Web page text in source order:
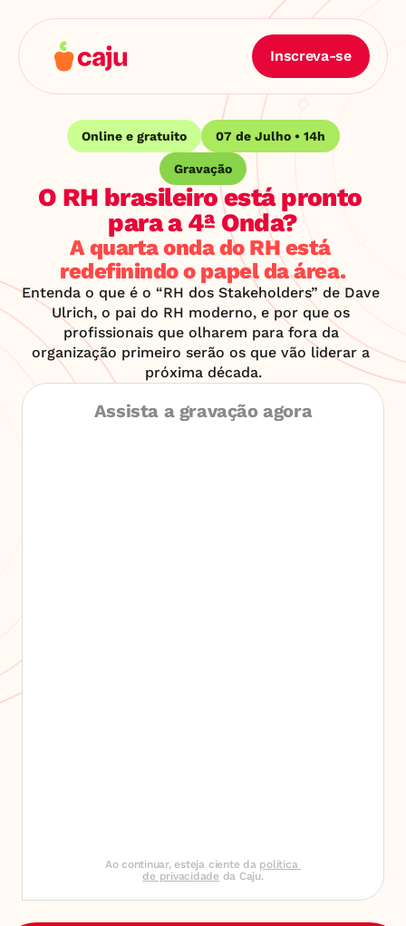
Inscreva-se
Online e gratuito 07 de Julho • 14h
Gravação
O RH brasileiro está pronto
para a 4ª Onda?
A quarta onda do RH está
redefinindo o papel da área.
Entenda o que é o “RH dos Stakeholders” de Dave
Ulrich, o pai do RH moderno, e por que os
profissionais que olharem para fora da
organização primeiro serão os que vão liderar a
próxima década.
Assista a gravação agora
Ao continuar, esteja ciente da política
de privacidade da Caju.